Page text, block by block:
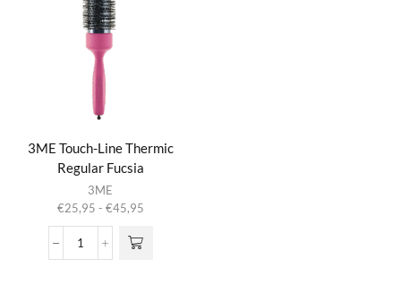
3ME Touch-Line Thermic
Regular Fucsia
3ME
€25,95 - €45,95Prijsklasse:
tot
3ME
heeft
meerdere
Deze optie